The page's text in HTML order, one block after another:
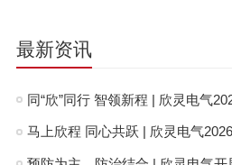
最新资讯